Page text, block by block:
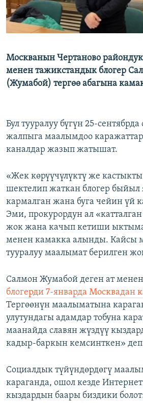
Москванын Чертаново
менен тажикстандык блогер
(Жумабой) тергөө абагына
Бул тууралуу бүгүн 25-
жалпыга маалымдоо
каналдар жазып жатышат.
«Жек көрүүчүлүктү же
шектелип жаткан блогер быйыл
кармалган жана буга чейин үй
Эми, прокурордун ал
жок жана качып кетиши
менен камакка алынды. Кайсы
тууралуу маалымат берилген
Салмон Жумабой деген ат
блогерди 7-январда Москвадан
Тергөөнүн маалыматына
улутундагы адамдар тобуна
маанайда славян жүздүү
кадыр-баркын кемсинткен» деп
Социалдык түйүндөрдөгү
караганда, ошол кезде
кыздардын баары биздики